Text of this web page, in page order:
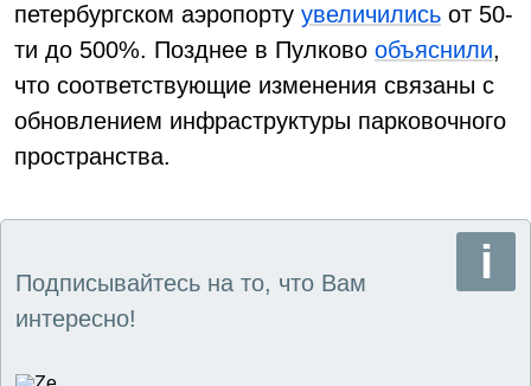
петербургском аэропорту увеличились от 50-
ти до 500%. Позднее в Пулково объяснили,
что соответствующие изменения связаны с
обновлением инфраструктуры парковочного
пространства.
Подписывайтесь на то, что Вам
интересно!